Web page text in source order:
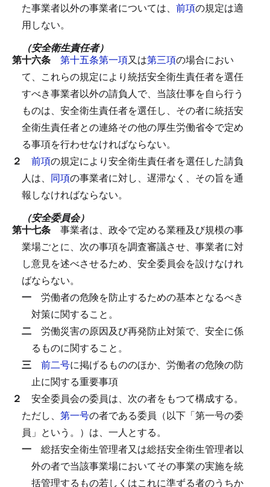
た事業者以外の事業者については、 前項の規定は適
用しない。
（安全衛生責任者）
第十六条 第十五条第一項又は第三項の場合におい
て、これらの規定により統括安全衛生責任者を選任
すべき事業者以外の請負人で、当該仕事を自ら行う
ものは、安全衛生責任者を選任し、その者に統括安
全衛生責任者との連絡その他の厚生労働省令で定め
る事項を行わせなければならない。
２ 前項の規定により安全衛生責任者を選任した請負
人は、 同項の事業者に対し、遅滞なく、その旨を通
報しなければならない。
（安全委員会）
第十七条 事業者は、政令で定める業種及び規模の事
業場ごとに、次の事項を調査審議させ、事業者に対
し意見を述べさせるため、安全委員会を設けなけれ
ばならない。
一 労働者の危険を防止するための基本となるべき
対策に関すること。
二 労働災害の原因及び再発防止対策で、安全に係
るものに関すること。
三 前二号に掲げるもののほか、労働者の危険の防
止に関する重要事項
２ 安全委員会の委員は、次の者をもつて構成する。
ただし、 第一号の者である委員（以下「第一号の委
員」という。）は、一人とする。
一 総括安全衛生管理者又は総括安全衛生管理者以
外の者で当該事業場においてその事業の実施を統
括管理するもの若しくはこれに準ずる者のうちか